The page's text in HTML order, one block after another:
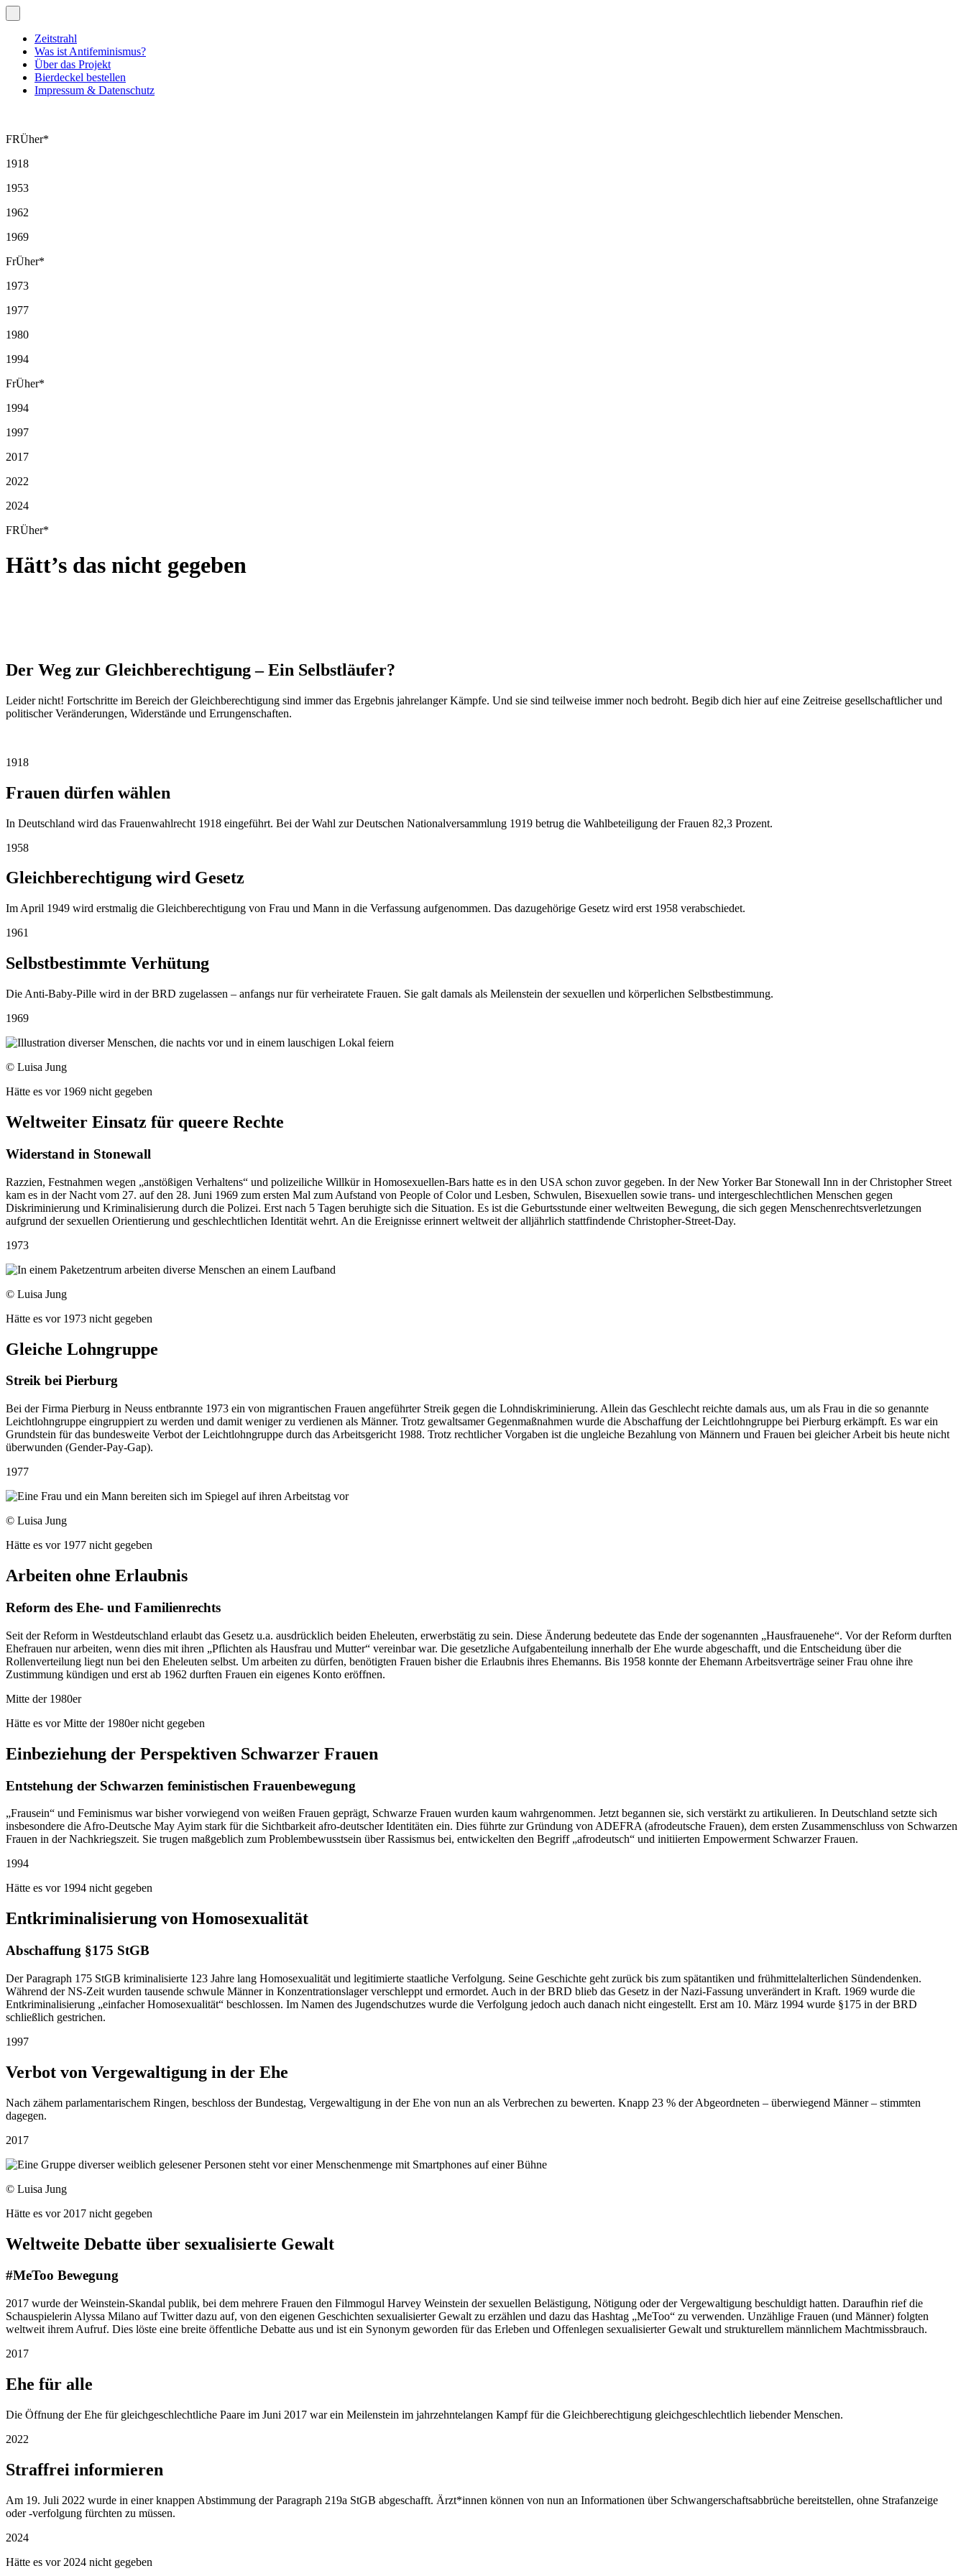
Skip
to
content
Zeitstrahl
Was ist Antifeminismus?
Über das Projekt
Bierdeckel bestellen
Impressum & Datenschutz
FRÜher*
1918
1953
1962
1969
FrÜher*
1973
1977
1980
1994
FrÜher*
1994
1997
2017
2022
2024
FRÜher*
Hätt’s das nicht gegeben
Der Weg zur Gleichberechtigung – Ein Selbstläufer?
Leider nicht! Fortschritte im Bereich der Gleichberechtigung sind immer das Ergebnis jahrelanger Kämpfe. Und sie sind teilweise immer noch bedroht. Begib dich hier auf eine Zeitreise gesellschaftlicher und
politischer Veränderungen, Widerstände und Errungenschaften.
1918
Frauen dürfen wählen
In Deutschland wird das Frauenwahlrecht 1918 eingeführt. Bei der Wahl zur Deutschen Nationalversammlung 1919 betrug die Wahlbeteiligung der Frauen 82,3 Prozent.
1958
Gleichberech­tigung wird Gesetz
Im April 1949 wird erstmalig die Gleichberechtigung von Frau und Mann in die Verfassung aufgenommen. Das dazugehörige Gesetz wird erst 1958 verabschiedet.
1961
Selbst­bestimmte Verhütung
Die Anti-Baby-Pille wird in der BRD zugelassen – anfangs nur für verheiratete Frauen. Sie galt damals als Meilenstein der sexuellen und körperlichen Selbstbestimmung.
1969
© Luisa Jung
Hätte es vor 1969 nicht gegeben
Weltweiter Einsatz für queere Rechte
Widerstand in Stonewall
Razzien, Festnahmen wegen „anstößigen Verhaltens“ und polizeiliche Willkür in Homosexuellen-Bars hatte es in den USA schon zuvor gegeben. In der New Yorker Bar Stonewall Inn in der Christopher Street
kam es in der Nacht vom 27. auf den 28. Juni 1969 zum ersten Mal zum Aufstand von People of Color und Lesben, Schwulen, Bisexuellen sowie trans- und intergeschlechtlichen Menschen gegen
Diskriminierung und Kriminalisierung durch die Polizei. Erst nach 5 Tagen beruhigte sich die Situation. Es ist die Geburtsstunde einer weltweiten Bewegung, die sich gegen Menschenrechtsverletzungen
aufgrund der sexuellen Orientierung und geschlechtlichen Identität wehrt. An die Ereignisse erinnert weltweit der alljährlich stattfindende Christopher-Street-Day.
1973
© Luisa Jung
Hätte es vor 1973 nicht gegeben
Gleiche Lohngruppe
Streik bei Pierburg
Bei der Firma Pierburg in Neuss entbrannte 1973 ein von migrantischen Frauen angeführter Streik gegen die Lohndiskriminierung. Allein das Geschlecht reichte damals aus, um als Frau in die so genannte
Leichtlohngruppe eingruppiert zu werden und damit weniger zu verdienen als Männer. Trotz gewaltsamer Gegenmaßnahmen wurde die Abschaffung der Leichtlohngruppe bei Pierburg erkämpft. Es war ein
Grundstein für das bundesweite Verbot der Leichtlohngruppe durch das Arbeitsgericht 1988. Trotz rechtlicher Vorgaben ist die ungleiche Bezahlung von Männern und Frauen bei gleicher Arbeit bis heute nicht
überwunden (Gender-Pay-Gap).
1977
© Luisa Jung
Hätte es vor 1977 nicht gegeben
Arbeiten ohne Erlaubnis
Reform des Ehe- und Familienrechts
Seit der Reform in Westdeutschland erlaubt das Gesetz u.a. ausdrücklich beiden Eheleuten, erwerbstätig zu sein. Diese Änderung bedeutete das Ende der sogenannten „Hausfrauenehe“. Vor der Reform durften
Ehefrauen nur arbeiten, wenn dies mit ihren „Pflichten als Hausfrau und Mutter“ vereinbar war. Die gesetzliche Aufgabenteilung innerhalb der Ehe wurde abgeschafft, und die Entscheidung über die
Rollenverteilung liegt nun bei den Eheleuten selbst. Um arbeiten zu dürfen, benötigten Frauen bisher die Erlaubnis ihres Ehemanns. Bis 1958 konnte der Ehemann Arbeitsverträge seiner Frau ohne ihre
Zustimmung kündigen und erst ab 1962 durften Frauen ein eigenes Konto eröffnen.
Mitte der 1980er
Hätte es vor Mitte der 1980er nicht gegeben
Einbeziehung der Perspek­tiven Schwarzer Frauen
Entstehung der Schwarzen feministischen Frauenbewegung
„Frausein“ und Feminismus war bisher vorwiegend von weißen Frauen geprägt, Schwarze Frauen wurden kaum wahrgenommen. Jetzt begannen sie, sich verstärkt zu artikulieren. In Deutschland setzte sich
insbesondere die Afro-Deutsche May Ayim stark für die Sichtbarkeit afro-deutscher Identitäten ein. Dies führte zur Gründung von ADEFRA (afrodeutsche Frauen), dem ersten Zusammenschluss von Schwarzen
Frauen in der Nachkriegszeit. Sie trugen maßgeblich zum Problembewusstsein über Rassismus bei, entwickelten den Begriff „afrodeutsch“ und initiierten Empowerment Schwarzer Frauen.
1994
Hätte es vor 1994 nicht gegeben
Entkrimi­nalisierung von Homo­sexualität
Abschaffung §175 StGB
Der Paragraph 175 StGB kriminalisierte 123 Jahre lang Homosexualität und legitimierte staatliche Verfolgung. Seine Geschichte geht zurück bis zum spätantiken und frühmittelalterlichen Sündendenken.
Während der NS-Zeit wurden tausende schwule Männer in Konzentrationslager verschleppt und ermordet. Auch in der BRD blieb das Gesetz in der Nazi-Fassung unverändert in Kraft. 1969 wurde die
Entkriminalisierung „einfacher Homosexualität“ beschlossen. Im Namen des Jugendschutzes wurde die Verfolgung jedoch auch danach nicht eingestellt. Erst am 10. März 1994 wurde §175 in der BRD
schließlich gestrichen.
1997
Verbot von Vergewaltigung in der Ehe
Nach zähem parlamentarischem Ringen, beschloss der Bundestag, Vergewaltigung in der Ehe von nun an als Verbrechen zu bewerten. Knapp 23 % der Abgeordneten – überwiegend Männer – stimmten
dagegen.
2017
© Luisa Jung
Hätte es vor 2017 nicht gegeben
Weltweite Debatte über sexualisierte Gewalt
#MeToo Bewegung
2017 wurde der Weinstein-Skandal publik, bei dem mehrere Frauen den Filmmogul Harvey Weinstein der sexuellen Belästigung, Nötigung oder der Vergewaltigung beschuldigt hatten. Daraufhin rief die
Schauspielerin Alyssa Milano auf Twitter dazu auf, von den eigenen Geschichten sexualisierter Gewalt zu erzählen und dazu das Hashtag „MeToo“ zu verwenden. Unzählige Frauen (und Männer) folgten
weltweit ihrem Aufruf. Dies löste eine breite öffentliche Debatte aus und ist ein Synonym geworden für das Erleben und Offenlegen sexualisierter Gewalt und strukturellem männlichem Machtmissbrauch.
2017
Ehe für alle
Die Öffnung der Ehe für gleichgeschlechtliche Paare im Juni 2017 war ein Meilenstein im jahrzehntelangen Kampf für die Gleichberechtigung gleichgeschlechtlich liebender Menschen.
2022
Straffrei informieren
Am 19. Juli 2022 wurde in einer knappen Abstimmung der Paragraph 219a StGB abgeschafft. Ärzt*innen können von nun an Informationen über Schwangerschaftsabbrüche bereitstellen, ohne Strafanzeige
oder -verfolgung fürchten zu müssen.
2024
Hätte es vor 2024 nicht gegeben